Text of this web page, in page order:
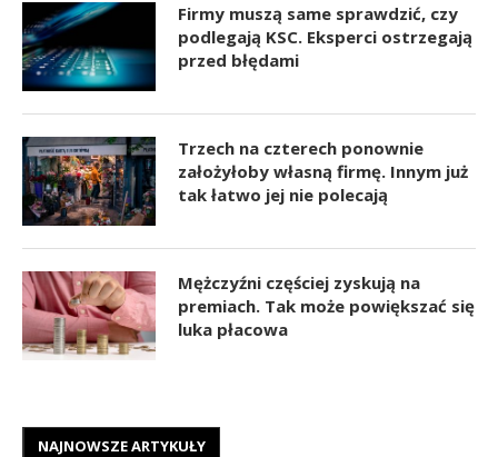
Firmy muszą same sprawdzić, czy
podlegają KSC. Eksperci ostrzegają
przed błędami
Trzech na czterech ponownie
założyłoby własną firmę. Innym już
tak łatwo jej nie polecają
Mężczyźni częściej zyskują na
premiach. Tak może powiększać się
luka płacowa
NAJNOWSZE ARTYKUŁY